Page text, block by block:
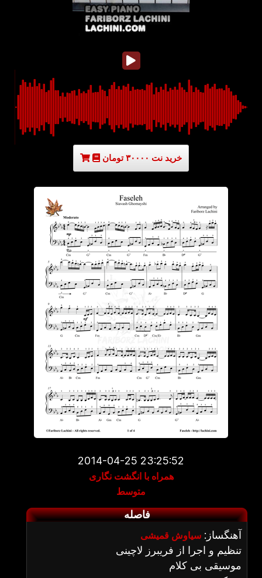
خرید نت ۳۰۰۰۰ تومان
2014-04-25 23:25:52
همراه با انگشت نگاری
متوسط
فاصله
آهنگساز: سیاوش قمیشی
تنظیم و اجرا از فریبرز لاچینی
موسیقی بی کلام